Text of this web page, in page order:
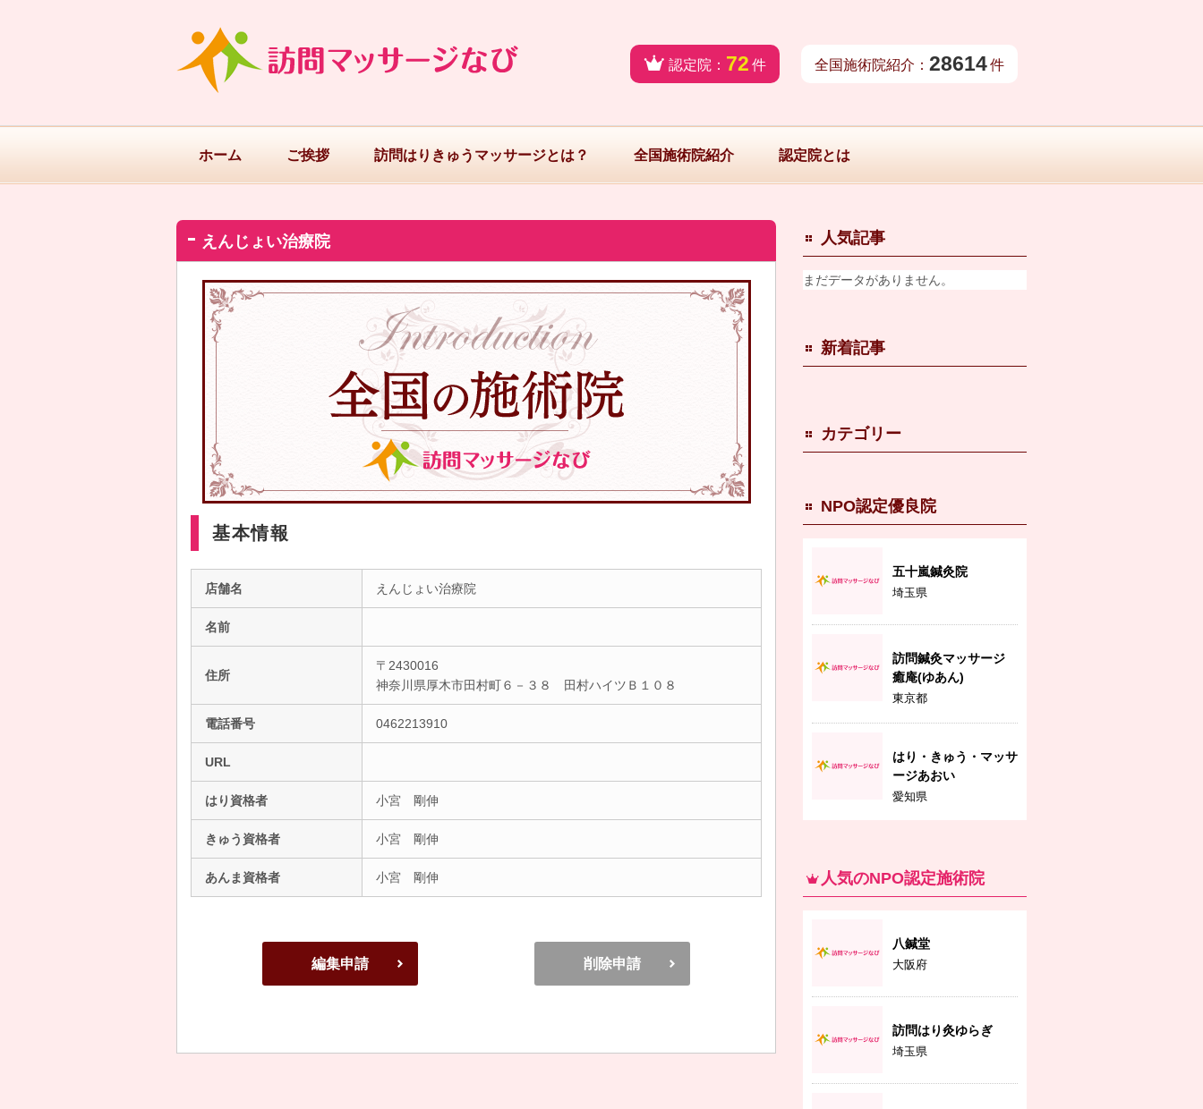
認定院： 72 件 全国施術院紹介： 28614件
ホーム ご挨拶 訪問はりきゅうマッサージとは？ 全国施術院紹介 認定院とは
えんじょい治療院
基本情報
店舗名 えんじょい治療院
名前
住所
〒2430016
神奈川県厚木市田村町６－３８ 田村ハイツＢ１０８
電話番号 0462213910
URL
はり資格者 小宮 剛伸
きゅう資格者 小宮 剛伸
あんま資格者 小宮 剛伸
編集申請 削除申請
人気記事
まだデータがありません。
新着記事
カテゴリー
NPO認定優良院
五十嵐鍼灸院
埼玉県
訪問鍼灸マッサージ
癒庵(ゆあん)
東京都
はり・きゅう・マッサ
ージあおい
愛知県
人気のNPO認定施術院
八鍼堂
大阪府
訪問はり灸ゆらぎ
埼玉県